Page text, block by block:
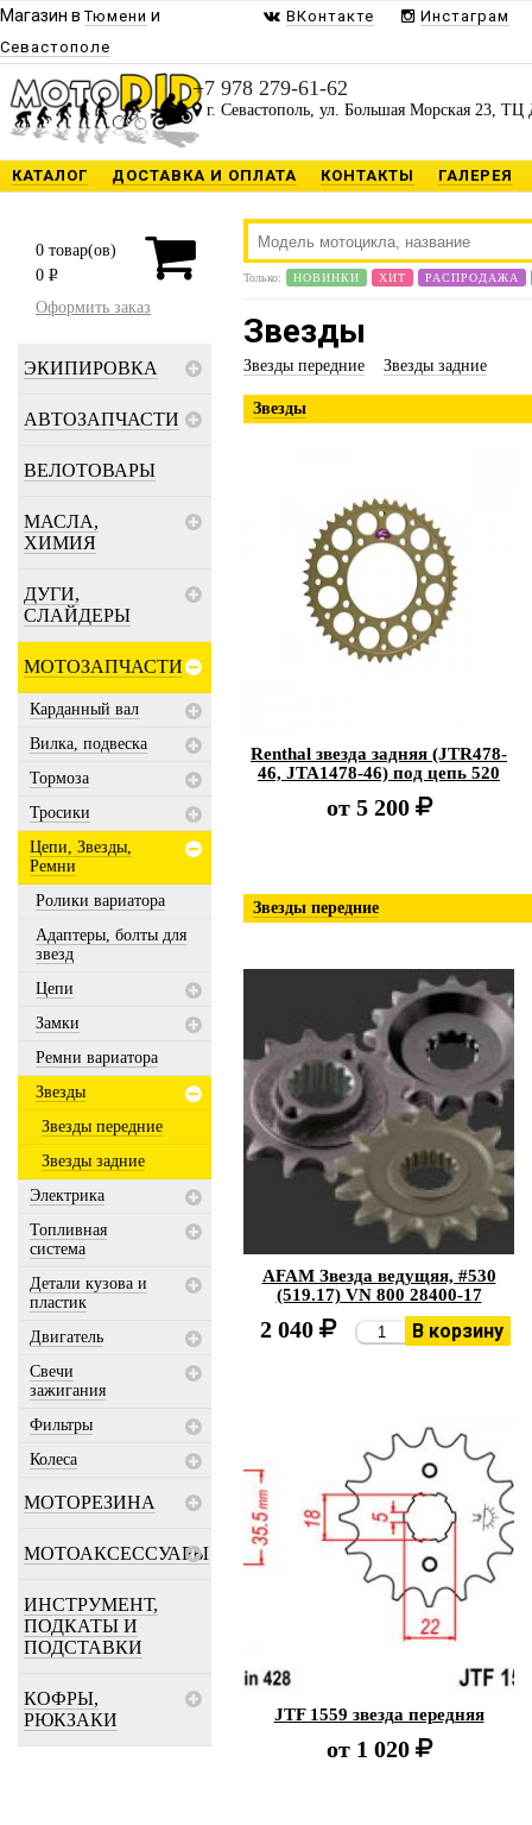
Магазин вТюмени и
Севастополе
ВКонтакте Инстаграм
+7 978 279-61-62
г. Севастополь, ул. Большая Морская 23, ТЦ
КАТАЛОГ ДОСТАВКА И ОПЛАТА КОНТАКТЫ ГАЛЕРЕЯ
0 товар(ов)
0 P
Оформить заказ
ЭКИПИРОВКА
АВТОЗАПЧАСТИ
ВЕЛОТОВАРЫ
МАСЛА,
ХИМИЯ
ДУГИ,
СЛАЙДЕРЫ
МОТОЗАПЧАСТИ
Карданный вал
Вилка, подвеска
Тормоза
Тросики
Цепи, Звезды,
Ремни
Ролики вариатора
Адаптеры, болты для
звезд
Цепи
Замки
Ремни вариатора
Звезды
Звезды передние
Звезды задние
Электрика
Топливная
система
Детали кузова и
пластик
Двигатель
Свечи
зажигания
Фильтры
Колеса
МОТОРЕЗИНА
МОТОАКСЕССУАРЫ
ИНСТРУМЕНТ,
ПОДКАТЫ И
ПОДСТАВКИ
КОФРЫ,
РЮКЗАКИ
Только: НОВИНКИ ХИТ РАСПРОДАЖА
Звезды
Звезды передние Звезды задние
Звезды
Renthal звезда задняя (JTR478-
46, JTA1478-46) под цепь 520
от 5 200
Звезды передние
AFAM Звезда ведущяя, #530
(519.17) VN 800 28400-17
2 040 В корзину
JTF 1559 звезда передняя
от 1 020
Спасибо, я